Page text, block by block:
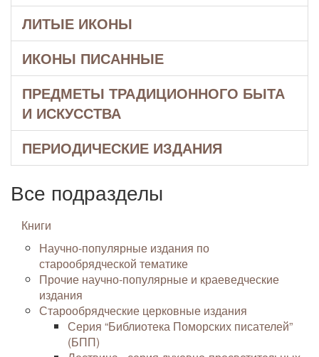
ЛИТЫЕ ИКОНЫ
ИКОНЫ ПИСАННЫЕ
ПРЕДМЕТЫ ТРАДИЦИОННОГО БЫТА
И ИСКУССТВА
ПЕРИОДИЧЕСКИЕ ИЗДАНИЯ
Все подразделы
Книги
Научно-популярные издания по
старообрядческой тематике
Прочие научно-популярные и краеведческие
издания
Старообрядческие церковные издания
Серия “Библиотека Поморских писателей”
(БПП)